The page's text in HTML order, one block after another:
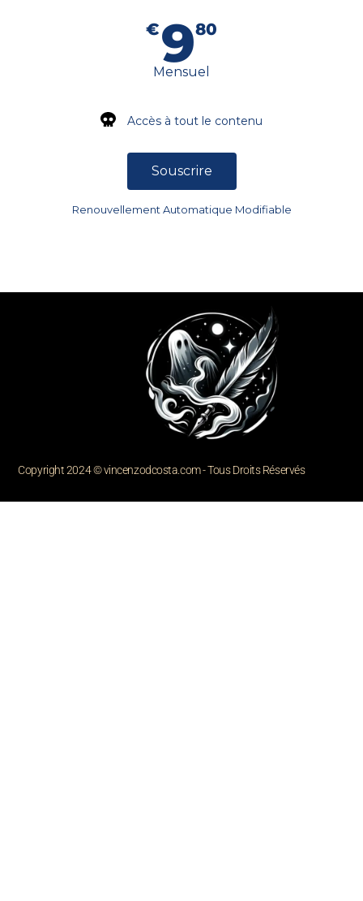
€980
Mensuel
Accès à tout le contenu
Souscrire
Renouvellement Automatique Modifiable
Copyright 2024 © vincenzodcosta.com - Tous Droits Réservés